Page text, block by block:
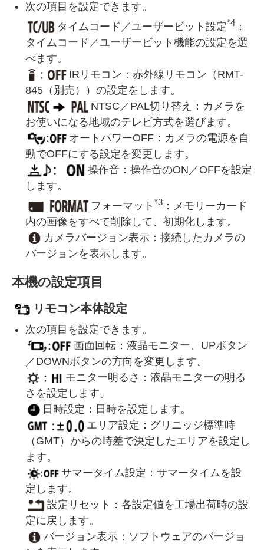
次の項目を設定できます。
タイムコード／ユーザービット設定*4 ：
タイムコード／ユーザービット機能の設定を選
べます。
IRリモコン：赤外線リモコン（RMT-
845（別売））の設定をします。
NTSC／PAL切り替え：カメラを
お使いになる地域のテレビ方式を選びます。
オートパワーOFF：カメラの電源を自
動でOFFにする設定を変更します。
操作音：操作音のON／OFFを設定
します。
フォーマット *3 ：メモリーカード
内の画像をすべて削除して、初期化します。
カメラバージョン表示：接続したカメラの
バージョンを表示します。
本機の設定項目
リモコン本体設定
次の項目を設定できます。
画面回転：液晶モニター、UPボタン
／DOWNボタンの方向を変更します。
モニター明るさ：液晶モニターの明る
さを設定します。
日時設定：日時を設定します。
エリア設定：グリニッジ標準時
（GMT）からの時差で決定したエリアを設定し
ます。
サマータイム設定：サマータイムを設
定します。
設定リセット：各設定値を工場出荷時の設
定に戻します。
バージョン表示：ソフトウェアのバージョ